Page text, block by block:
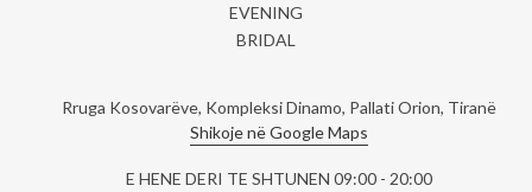
EVENING
BRIDAL
Rruga Kosovarëve, Kompleksi Dinamo, Pallati Orion, Tiranë
Shikoje në Google Maps
E HENE DERI TE SHTUNEN 09:00 - 20:00